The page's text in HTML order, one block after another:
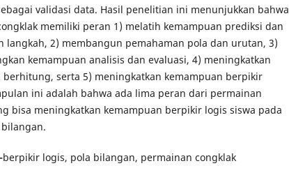
validasi data. Hasil penelitian ini menunjukkan bahwa
memiliki peran 1) melatih kemampuan prediksi dan
langkah, 2) membangun pemahaman pola dan urutan, 3)
kemampuan analisis dan evaluasi, 4) meningkatkan
berhitung, serta 5) meningkatkan kemampuan berpikir
ini adalah bahwa ada lima peran dari permainan
bisa meningkatkan kemampuan berpikir logis siswa pada
berpikir logis, pola bilangan, permainan congklak